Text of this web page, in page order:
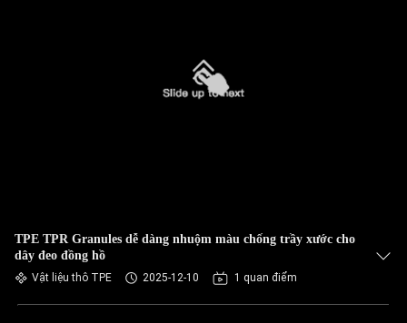
TPE TPR Granules dễ dàng nhuộm màu chống trầy xước cho
dây đeo đồng hồ
Vật liệu thô TPE 2025-12-10 1 quan điểm